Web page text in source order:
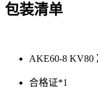
包装清单
AKE60-8 KV80
合格证*1